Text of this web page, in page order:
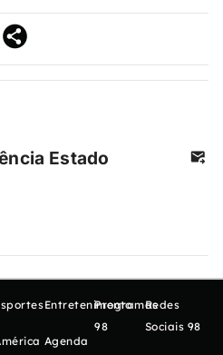
Estado
Entretenimento
Agenda
Programas
98
Redes
Sociais 98